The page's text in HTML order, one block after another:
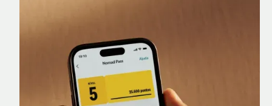
Nomad Lounge
Sala VIP no Aeroporto de Guarulhos